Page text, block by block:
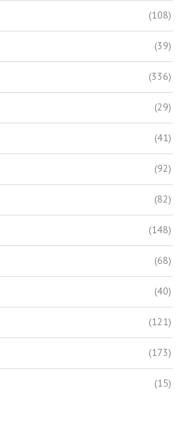
(108)
(39)
(336)
(29)
(41)
(92)
(82)
(148)
(68)
(40)
(121)
(173)
(15)